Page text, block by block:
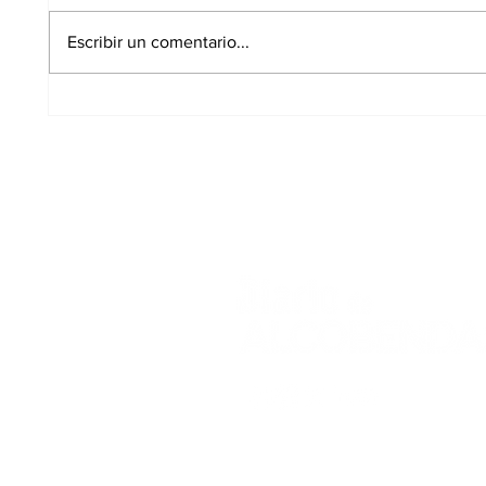
Escribir un comentario...